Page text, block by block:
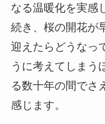
なる温暖化を実感
続き、桜の開花が
迎えたらどうなっ
うに考えてしまう
る数十年の間でさ
感じます。